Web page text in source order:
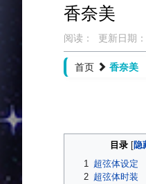
香奈美
阅读： 更新日期：
跳
到
跳
到
首页 香奈美
目录
1 超弦体设定
2 超弦体时装